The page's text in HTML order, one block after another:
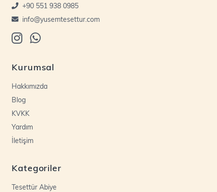
+90 551 938 0985
info@yusemtesettur.com
Kurumsal
Hakkımızda
Blog
KVKK
Yardım
İletişim
Kategoriler
Tesettür Abiye